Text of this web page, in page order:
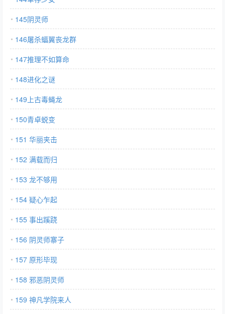
145阴灵师
146屠杀蝠翼丧龙群
147推理不如算命
148进化之谜
149上古毒蝇龙
150青卓蜕变
151 华丽夹击
152 满载而归
153 龙不够用
154 疑心乍起
155 事出蹊跷
156 阴灵师寨子
157 原形毕现
158 邪恶阴灵师
159 神凡学院来人